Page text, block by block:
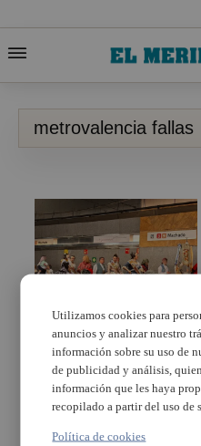
metrovalencia fallas
Metrovalencia facilita la
movilidad durante las
Fallas a cerca de tres
millones de usuarios en
168 horas de servicio
ininterrumpido
Utilizamos cookies para
anuncios y analizar nuestro
información sobre su uso de
de publicidad y análisis,
información que les haya
recopilado a partir del uso de
Política de cookies